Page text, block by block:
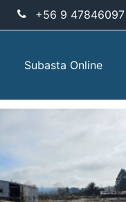
+56 9 47846097
Subasta Online